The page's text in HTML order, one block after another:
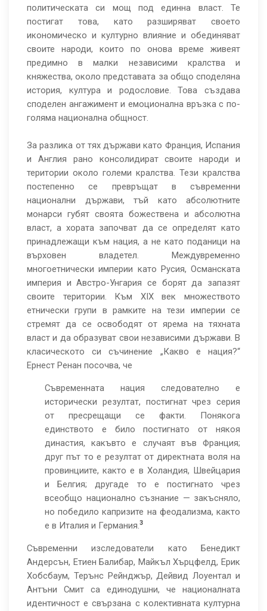
политическата си мощ под единна власт. Те
постигат това, като разширяват своето
икономическо и културно влияние и обединяват
своите народи, които по онова време живеят
предимно в малки независими кралства и
княжества, около представата за общо споделяна
история, култура и родословие. Това създава
споделен ангажимент и емоционална връзка с по-
голяма национална общност.
За разлика от тях държави като Франция, Испания
и Англия рано консолидират своите народи и
територии около големи кралства. Тези кралства
постепенно се превръщат в съвременни
национални държави, тъй като абсолютните
монарси губят своята божествена и абсолютна
власт, а хората започват да се определят като
принадлежащи към нация, а не като поданици на
върховен владетел. Междувременно
многоетнически империи като Русия, Османската
империя и Австро-Унгария се борят да запазят
своите територии. Към XIX век множеството
етнически групи в рамките на тези империи се
стремят да се освободят от ярема на тяхната
власт и да образуват свои независими държави. В
класическото си съчинение „Какво е нация?“
Ернест Ренан посочва, че
Съвременната нация следователно е
исторически резултат, постигнат чрез серия
от пресрещащи се факти. Понякога
единството е било постигнато от някоя
династия, какъвто е случаят във Франция;
друг път то е резултат от директната воля на
провинциите, както е в Холандия, Швейцария
и Белгия; другаде то е постигнато чрез
всеобщо национално съзнание — закъсняло,
но победило капризите на феодализма, както
е в Италия и Германия.3
Съвременни изследователи като Бенедикт
Андерсън, Етиен Балибар, Майкъл Хърцфелд, Ерик
Хобсбаум, Терънс Рейнджър, Дейвид Лоуентал и
Антъни Смит са единодушни, че националната
идентичност е свързана с колективната културна